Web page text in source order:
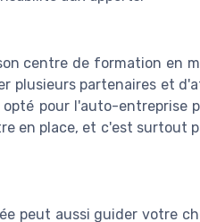
centre de formation en
plusieurs partenaires et
pour l'auto-entreprise
en place, et c'est surtout
peut aussi guider votre